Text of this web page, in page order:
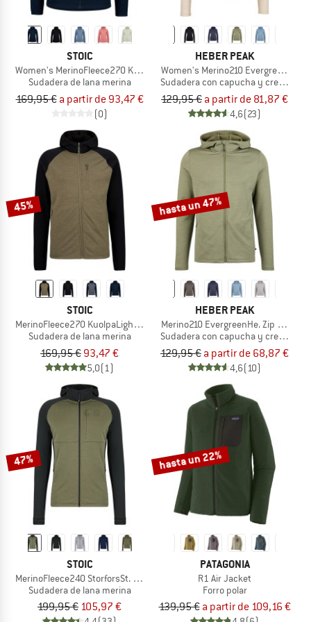
STOIC
Women's MerinoFleece270 KuolpaLightSt. Zip Hoody
Sudadera de lana merina
169,95 € a partir de 93,47 €
(0)
HEBER PEAK
Women's Merino210 EvergreenHe.
Sudadera con capucha y cremallera
129,95 € a partir de 81,87 €
4,6(23)
45%
STOIC
MerinoFleece270 KuolpaLightSt. Zip Hoody
Sudadera de lana merina
169,95 € 93,47 €
5,0(1)
hasta un 47%
HEBER PEAK
Merino210 EvergreenHe. Zip Hoody
Sudadera con capucha y cremallera
129,95 € a partir de 68,87 €
4,6(10)
47%
STOIC
MerinoFleece240 StorforsSt. Zip Hoody
Sudadera de lana merina
199,95 € 105,97 €
hasta un 22%
PATAGONIA
R1 Air Jacket
Forro polar
139,95 € a partir de 109,16 €